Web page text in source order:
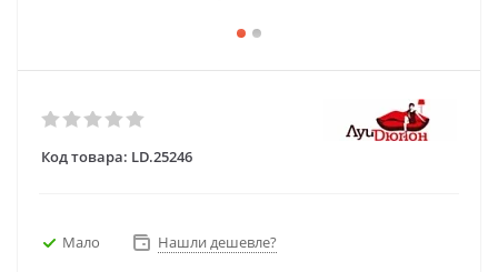
Код товара: LD.25246
Мало Нашли дешевле?